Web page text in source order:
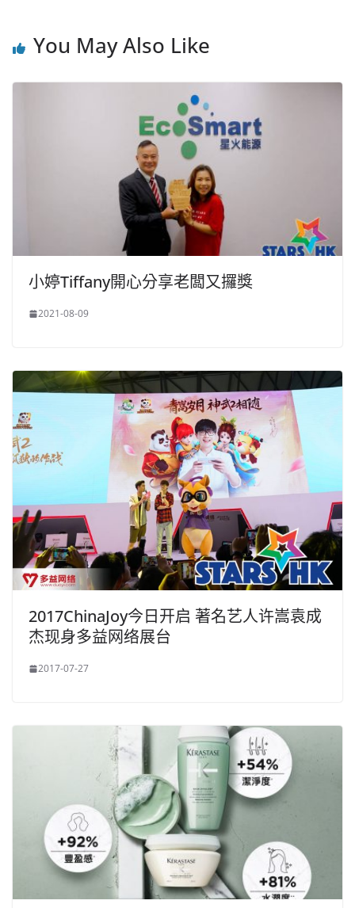
You May Also Like
小婷Tiffany開心分享老闆又攞獎
2021-08-09
2017ChinaJoy今日开启 著名艺人许嵩袁成
杰现身多益网络展台
2017-07-27